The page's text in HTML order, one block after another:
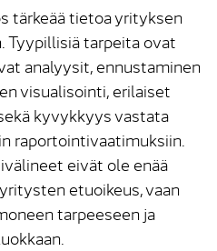
tärkeää tietoa yrityksen
Tyypillisiä tarpeita ovat
analyysit, ennustaminen
visualisointi, erilaiset
kyvykkyys vastata
raportointivaatimuksiin.
eivät ole enää
etuoikeus, vaan
tarpeeseen ja